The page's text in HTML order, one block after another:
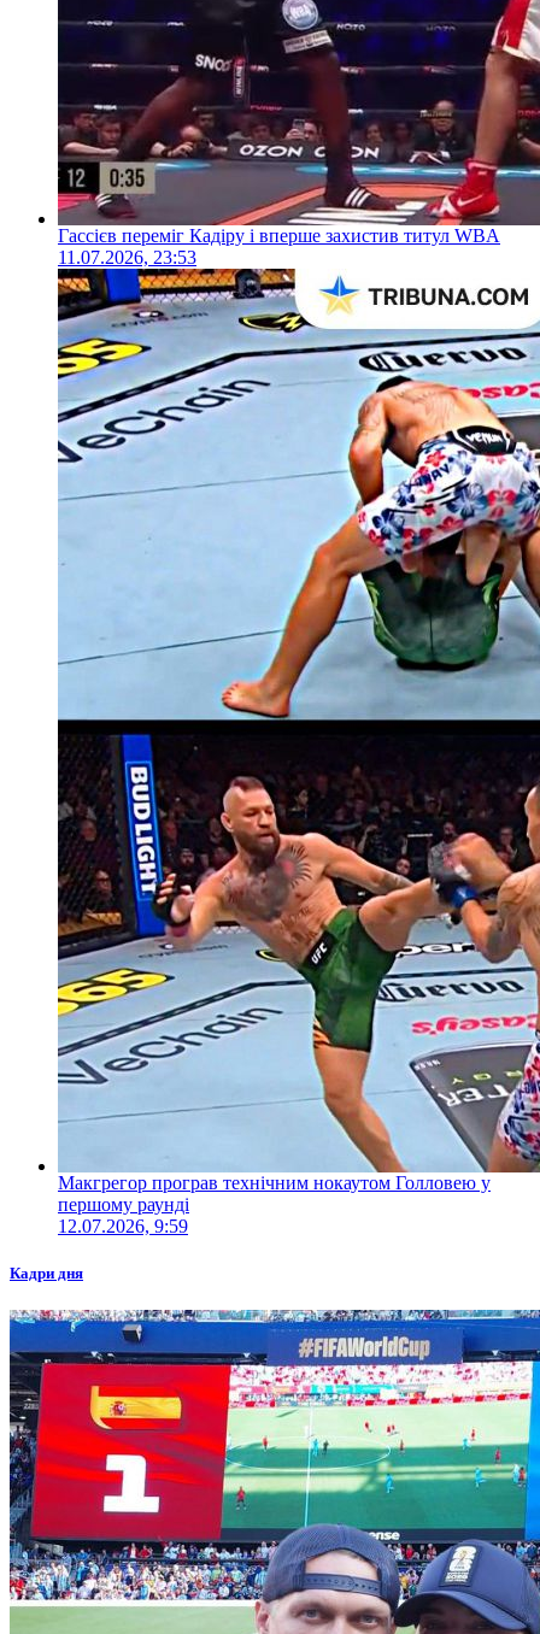
Гассієв переміг Кадіру і вперше захистив титул WBA
11.07.2026, 23:53
Макгрегор програв технічним нокаутом Голловею у
першому раунді
12.07.2026, 9:59
Кадри дня